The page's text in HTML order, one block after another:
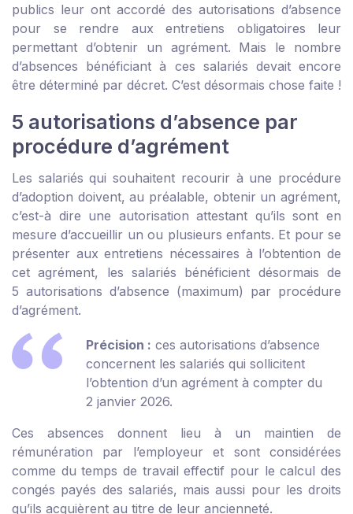
publics leur ont accordé des autorisations d’absence
pour se rendre aux entretiens obligatoires leur
permettant d’obtenir un agrément. Mais le nombre
d’absences bénéficiant à ces salariés devait encore
être déterminé par décret. C’est désormais chose faite !
5 autorisations d’absence par
procédure d’agrément
Les salariés qui souhaitent recourir à une procédure
d’adoption doivent, au préalable, obtenir un agrément,
c’est-à dire une autorisation attestant qu’ils sont en
mesure d’accueillir un ou plusieurs enfants. Et pour se
présenter aux entretiens nécessaires à l’obtention de
cet agrément, les salariés bénéficient désormais de
5 autorisations d’absence (maximum) par procédure
d’agrément.
Précision : ces autorisations d’absence
concernent les salariés qui sollicitent
l’obtention d’un agrément à compter du
2 janvier 2026.
Ces absences donnent lieu à un maintien de
rémunération par l’employeur et sont considérées
comme du temps de travail effectif pour le calcul des
congés payés des salariés, mais aussi pour les droits
qu’ils acquièrent au titre de leur ancienneté.